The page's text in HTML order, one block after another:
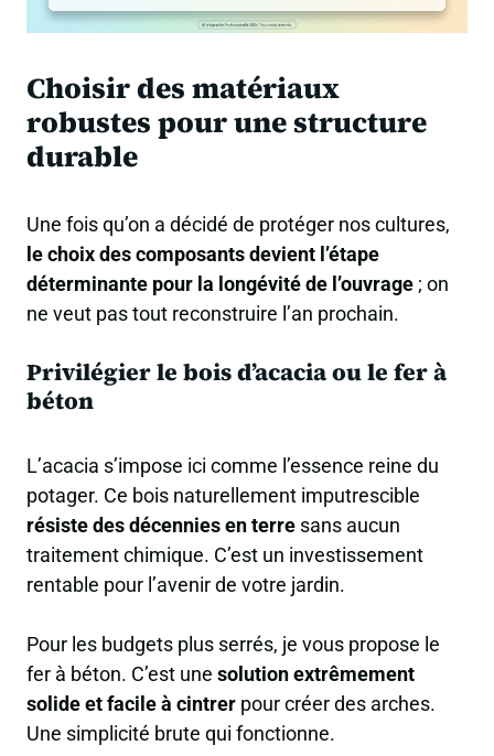
Choisir des matériaux
robustes pour une structure
durable
Une fois qu’on a décidé de protéger nos cultures,
le choix des composants devient l’étape
déterminante pour la longévité de l’ouvrage ; on
ne veut pas tout reconstruire l’an prochain.
Privilégier le bois d’acacia ou le fer à
béton
L’acacia s’impose ici comme l’essence reine du
potager. Ce bois naturellement imputrescible
résiste des décennies en terre sans aucun
traitement chimique. C’est un investissement
rentable pour l’avenir de votre jardin.
Pour les budgets plus serrés, je vous propose le
fer à béton. C’est une solution extrêmement
solide et facile à cintrer pour créer des arches.
Une simplicité brute qui fonctionne.